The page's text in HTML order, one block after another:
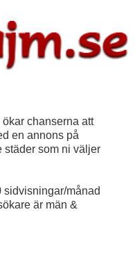
chanserna att
en annons på
städer som ni väljer
sidvisningar/månad
är män &